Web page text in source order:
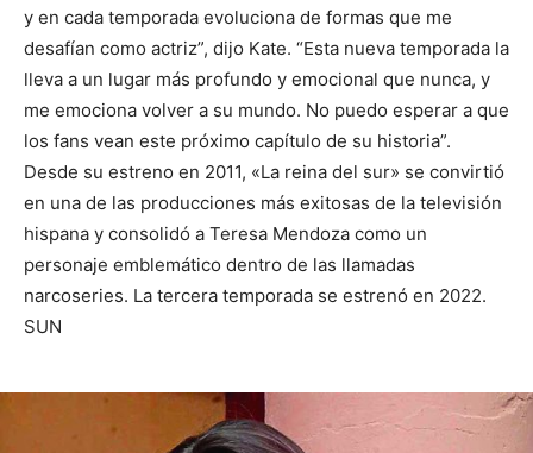
y en cada temporada evoluciona de formas que me
desafían como actriz”, dijo Kate. “Esta nueva temporada la
lleva a un lugar más profundo y emocional que nunca, y
me emociona volver a su mundo. No puedo esperar a que
los fans vean este próximo capítulo de su historia”.
Desde su estreno en 2011, «La reina del sur» se convirtió
en una de las producciones más exitosas de la televisión
hispana y consolidó a Teresa Mendoza como un
personaje emblemático dentro de las llamadas
narcoseries. La tercera temporada se estrenó en 2022.
SUN